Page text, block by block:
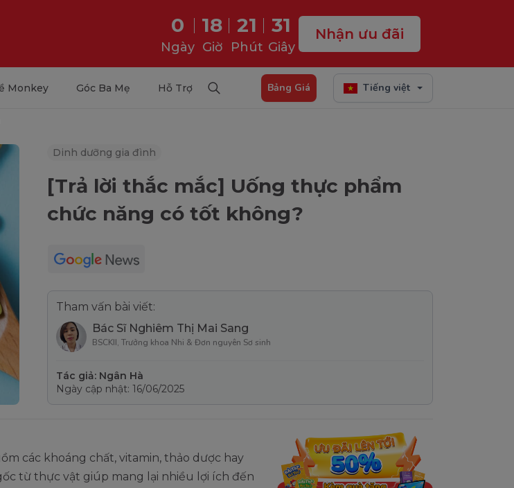
0
Ngày
18
Giờ
21
Phút
30
Giây
Nhận ưu đãi
Monkey Góc Ba Mẹ Hỗ Trợ Bảng Giá Tiếng việt
Dinh dưỡng gia đình
[Trả lời thắc mắc] Uống thực phẩm
chức năng có tốt không?
Tham vấn bài viết:
Bác Sĩ Nghiêm Thị Mai Sang
BSCKII, Trưởng khoa Nhi & Đơn nguyên Sơ sinh
Tác giả: Ngân Hà
Ngày cập nhật: 16/06/2025
các khoáng chất, vitamin, thảo dược hay
từ thực vật giúp mang lại nhiều lợi ích đến